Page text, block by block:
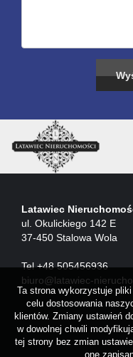
Latawiec
ul. Okulickiego 142 E
37-450 Stalowa Wola
Tel +48 505456936
biuro@latawiec-
Ta strona wykorzystuje
celu dostosowania
klientów. Zmiany ustawień
w dowolnej chwili
tej strony bez zmian
one